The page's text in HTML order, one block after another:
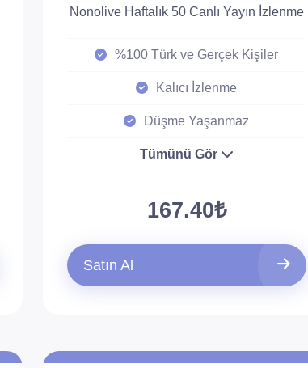
Nonolive Haftalık 50 Canlı Yayın İzlenme
%100 Türk ve Gerçek Kişiler
Kalıcı İzlenme
Düşme Yaşanmaz
Tümünü Gör
167.40₺
Satın Al